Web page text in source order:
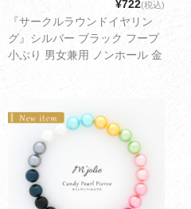
¥722(税込)
『サークルラウンドイヤリン
グ』シルバー ブラック フープ
小ぶり 男女兼用 ノンホール 金
送2cm